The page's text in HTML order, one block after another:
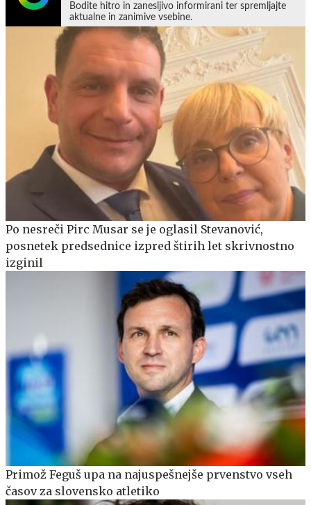
Bodite hitro in zanesljivo informirani ter spremljajte
aktualne in zanimive vsebine.
Po nesreči Pirc Musar se je oglasil Stevanović,
posnetek predsednice izpred štirih let skrivnostno
izginil
Primož Feguš upa na najuspešnejše prvenstvo vseh
časov za slovensko atletiko